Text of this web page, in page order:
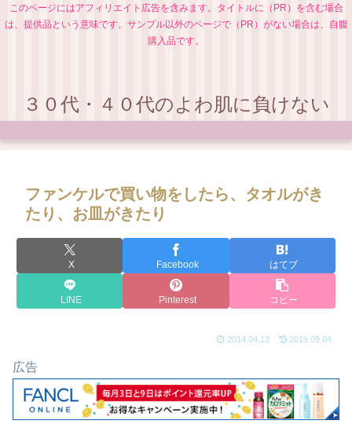
このページにはアフィリエイト広告を含みます。タイトルに（PR）を含む場合
は、提供品という意味です。サンプル以外のページで（PR）がない場合は、自腹
購入品です。
３０代・４０代のよわ肌に負けない
ファンケルで買い物をしたら、タオルがき
たり、お皿がきたり
X Facebook はてブ
LINE Pinterest コピー
2014.04.13 2019.09.04
広告